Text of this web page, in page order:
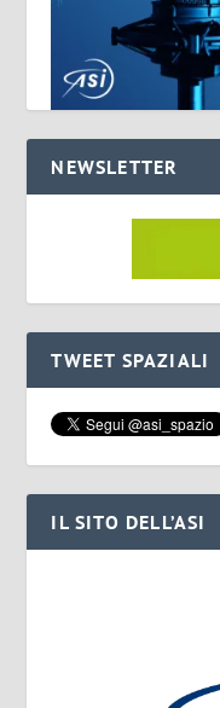
NEWSLETTER
TWEET SPAZIALI
IL SITO DELL’ASI